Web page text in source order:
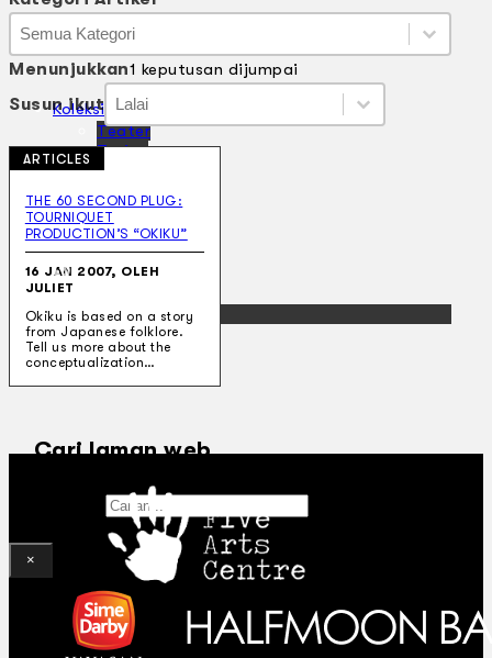
Koleksi Kami
Teater
Tarian
Artikel
Sejarah Lisan
Mengenai Kami
Hubungi Kami
BM
EN
Cari laman web
×
Kategori Artikel
Kategori Artikel
Kategori Artikel
Menunjukkan1 keputusan dijumpai
Susun ikut Susun ikut
Susun ikut
Susun ikut
ARTICLES
THE 60 SECOND PLUG:
TOURNIQUET
PRODUCTION’S “OKIKU”
16 JAN 2007, OLEH
JULIET
Okiku is based on a story
from Japanese folklore.
Tell us more about the
conceptualization…